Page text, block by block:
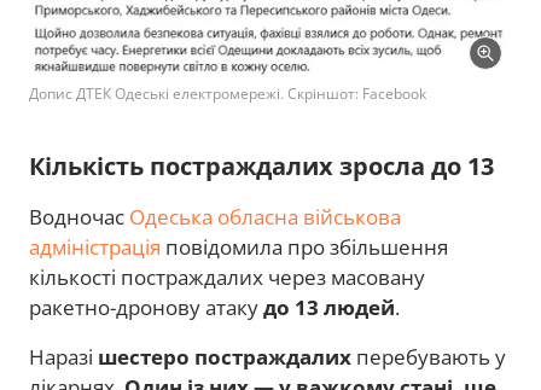
Допис ДТЕК Одеські електромережі. Скріншот: Facebook
Кількість постраждалих зросла до 13
Водночас Одеська обласна військова
адміністрація повідомила про збільшення
кількості постраждалих через масовану
ракетно-дронову атакудо 13 людей.
Наразі шестеро постраждалих перебувають у